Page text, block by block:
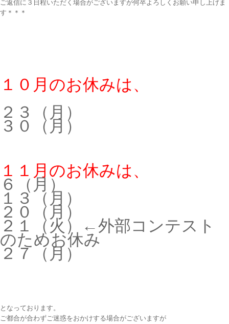
ご返信に３日程いただく場合がございますが何卒よろしくお願い申し上げま
す＊＊＊
１０月のお休みは、
２３（月）
３０（月）
１１月のお休みは、
６（月）
１３（月）
２０（月）
２１（火）←外部コンテスト
のためお休み
２７（月）
となっております。
ご都合が合わずご迷惑をおかけする場合がございますが